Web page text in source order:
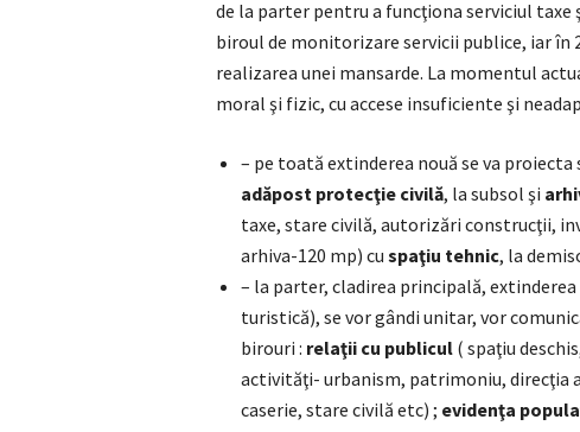
de la parter pentru a funcţiona serviciul
biroul de monitorizare servicii publice, iar în
realizarea unei mansarde. La momentul
moral şi fizic, cu accese insuficiente şi
– pe toată extinderea nouă se va
adăpost protecţie civilă, la subsol şi
taxe, stare civilă, autorizări construcţii,
arhiva-120 mp) cu spaţiu tehnic, la
– la parter, cladirea principală,
turistică), se vor gândi unitar, vor
birouri : relaţii cu publicul ( spaţiu
activităţi- urbanism, patrimoniu, direcţia
caserie, stare civilă etc) ; evidenţa